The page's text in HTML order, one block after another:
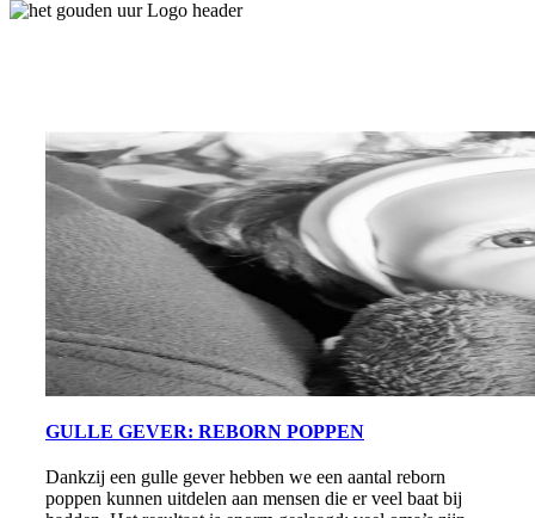
GULLE GEVER: REBORN POPPEN
Dankzij een gulle gever hebben we een aantal reborn
poppen kunnen uitdelen aan mensen die er veel baat bij